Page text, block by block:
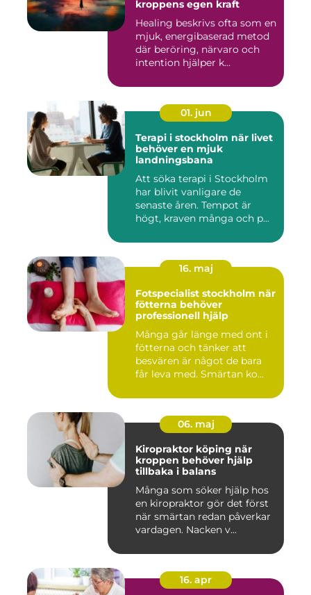
kroppens egen kraft
Healing beskrivs ofta som en
mjuk, energibaserad metod
där beröring, närvaro och
intention hjälper k...
01. jun
Terapi i stockholm när livet
behöver en mjuk
landningsbana
Att söka terapi i Stockholm
har blivit vanligare de
senaste åren. Tempot är
högt, kraven många och p...
16. maj
Fotspecialist stockholm när
fötterna behöver
professionell hjälp
Många går länge med ont i
fötterna och tänker att
besvären är något de bara
får leva med. Smärtan ko...
06. maj
Kiropraktor köping när
kroppen behöver hjälp
tillbaka i balans
Många som söker hjälp hos
en kiropraktor gör det först
när smärtan redan påverkar
vardagen. Nacken v...
16. apr